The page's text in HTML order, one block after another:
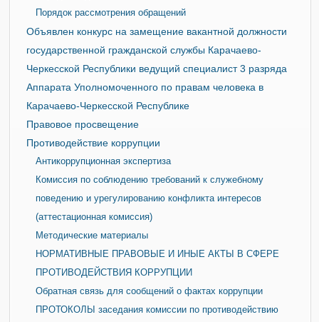
Порядок рассмотрения обращений
Объявлен конкурс на замещение вакантной должности
государственной гражданской службы Карачаево-
Черкесской Республики ведущий специалист 3 разряда
Аппарата Уполномоченного по правам человека в
Карачаево-Черкесской Республике
Правовое просвещение
Противодействие коррупции
Антикоррупционная экспертиза
Комиссия по соблюдению требований к служебному
поведению и урегулированию конфликта интересов
(аттестационная комиссия)
Методические материалы
НОРМАТИВНЫЕ ПРАВОВЫЕ И ИНЫЕ АКТЫ В СФЕРЕ
ПРОТИВОДЕЙСТВИЯ КОРРУПЦИИ
Обратная связь для сообщений о фактах коррупции
ПРОТОКОЛЫ заседания комиссии по противодействию